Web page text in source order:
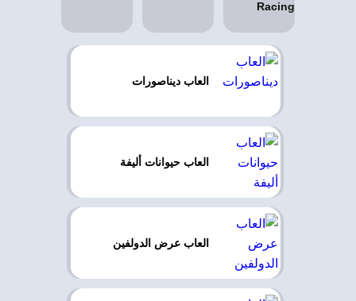
العاب ديناصورات
العاب حيوانات أليفة
العاب عرض الدولفين